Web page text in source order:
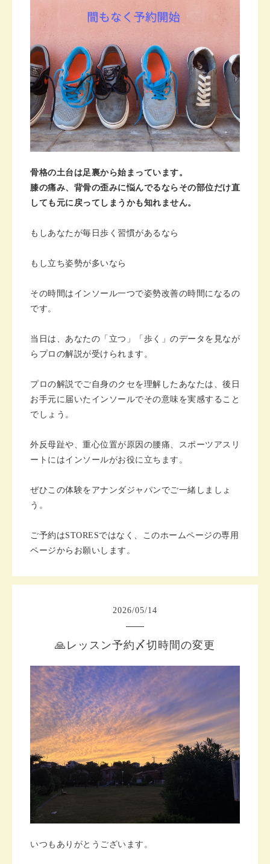
骨格の土台は足裏から始まっています。
膝の痛み、背骨の歪みに悩んでるならその部位だけ直
しても元に戻ってしまうかも知れません。
もしあなたが毎日歩く習慣があるなら
もし立ち姿勢が多いなら
その時間はインソール一つで姿勢改善の時間になるの
です。
当日は、あなたの「立つ」「歩く」のデータを見なが
らプロの解説が受けられます。
プロの解説でご自身のクセを理解したあなたは、後日
お手元に届いたインソールでその意味を実感すること
でしょう。
外反母趾や、重心位置が原因の腰痛、スポーツアスリ
ートにはインソールがお役に立ちます。
ぜひこの体験をアナンダジャパンでご一緒しましょ
う。
ご予約はSTORESではなく、このホームページの専用
ページからお願いします。
2026/05/14
🙏レッスン予約〆切時間の変更
いつもありがとうございます。